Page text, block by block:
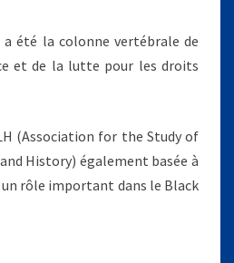
a été la colonne vertébrale de
et de la lutte pour les droits
(Association for the Study of
History) également basée à
rôle important dans le Black